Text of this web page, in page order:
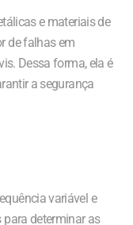
e materiais de
de falhas em
Dessa forma, ela é
a segurança
variável e
determinar as